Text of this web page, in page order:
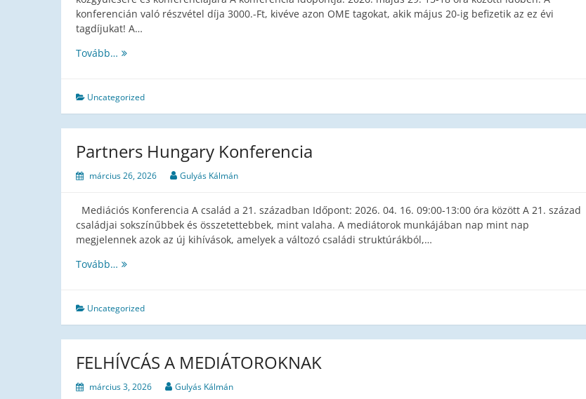
konferencián való részvétel díja 3000.-Ft, kivéve azon OME tagokat, akik május 20-ig befizetik az ez évi
tagdíjukat! A…
Tovább…
Uncategorized
Partners Hungary Konferencia
március 26, 2026 Gulyás Kálmán
Mediációs Konferencia A család a 21. században Időpont: 2026. 04. 16. 09:00-13:00 óra között A 21. század
családjai sokszínűbbek és összetettebbek, mint valaha. A mediátorok munkájában nap mint nap
megjelennek azok az új kihívások, amelyek a változó családi struktúrákból,…
Tovább… Partners
Uncategorized
FELHÍVCÁS A MEDIÁTOROKNAK
március 3, 2026 Gulyás Kálmán